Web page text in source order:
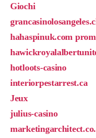
Giochi
hahaspinuk.com
hotloots-casino
interiorpestarrest.ca
Jeux
julius-casino